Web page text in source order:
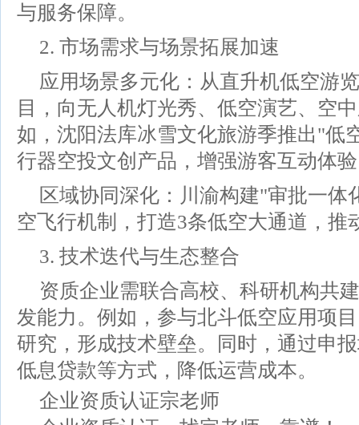
与服务保障。
2. 市场需求与场景拓展加速
应用场景多元化：从直升机低空游
目，向无人机灯光秀、低空演艺、空
如，沈阳法库冰雪文化旅游季推出"低
行器空投文创产品，增强游客互动体
区域协同深化：川渝构建"审批一体
空飞行机制，打造3条低空大通道，推
3. 技术迭代与生态整合
资质企业需联合高校、科研机构共
发能力。例如，参与北斗低空应用项
研究，形成技术壁垒。同时，通过申
低息贷款等方式，降低运营成本。
企业资质认证宗老师